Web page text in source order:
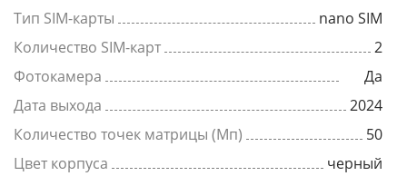
Тип SIM-карты
nano SIM
Количество SIM-карт
2
Фотокамера
Да
Дата выхода
2024
Количество точек матрицы (Мп)
50
Цвет корпуса
черный